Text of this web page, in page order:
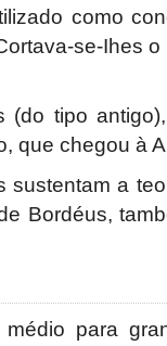
como
se-Ihes
(do tipo
que chegou à
sustentam a
Bordéus,
para